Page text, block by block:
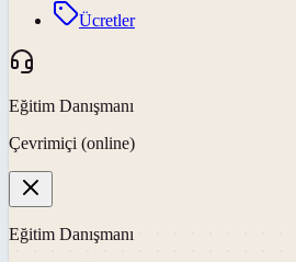
Ücretler
Eğitim Danışmanı
Çevrimiçi (online)
Eğitim Danışmanı